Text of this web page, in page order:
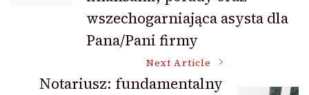
wszechogarniająca asysta dla
Pana/Pani firmy
Next Article
Notariusz: fundamentalny